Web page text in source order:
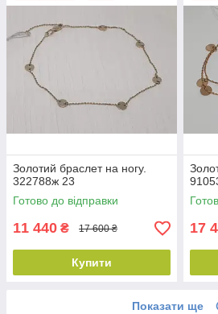
Золотий браслет на ногу.
322788ж 23
Готово до відправки
11 440 ₴ 17 600 ₴
Купити
17
Показати ще